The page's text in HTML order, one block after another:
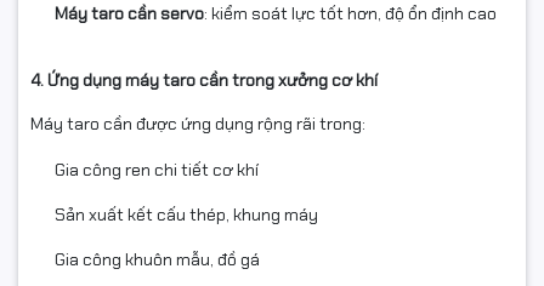
Máy taro cần servo: kiểm soát lực tốt hơn, độ ổn định cao
4. Ứng dụng máy taro cần trong xưởng cơ khí
Máy taro cần được ứng dụng rộng rãi trong:
Gia công ren chi tiết cơ khí
Sản xuất kết cấu thép, khung máy
Gia công khuôn mẫu, đồ gá